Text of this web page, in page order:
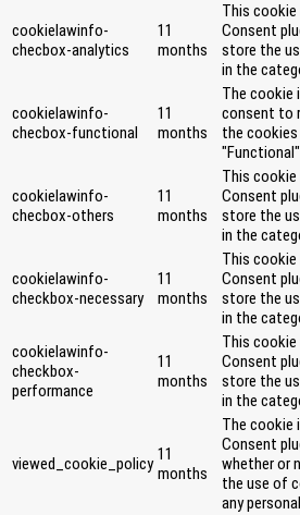
cookielawinfo-
checbox-analytics
11
months
This cookie
Consent
store the
in the
cookielawinfo-
checbox-functional
11
months
The cookie
consent to
the
cookielawinfo-
checbox-others
11
months
This cookie
Consent
store the
in the
cookielawinfo-
checkbox-necessary
11
months
This cookie
Consent
store the
in the
cookielawinfo-
checkbox-
performance
11
months
This cookie
Consent
store the
in the
viewed_cookie_policy 11
months
The cookie
Consent
whether or
the use of
any